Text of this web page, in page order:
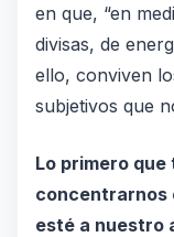
en que, “en
divisas, de
ello, conviven
subjetivos que
Lo primero
concentrarnos
esté a nuestro